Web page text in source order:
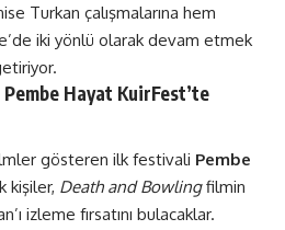
Turkan çalışmalarına hem
iki yönlü olarak devam etmek
Hayat KuirFest’te
gösteren ilk festivali Pembe
kişiler, Death and Bowlingfilmin
izleme fırsatını bulacaklar.